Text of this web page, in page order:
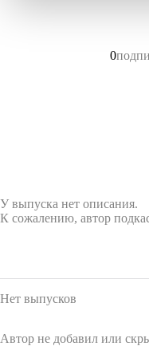
0
У выпуска нет описания.
К сожалению, автор
Нет выпусков
Автор не добавил или